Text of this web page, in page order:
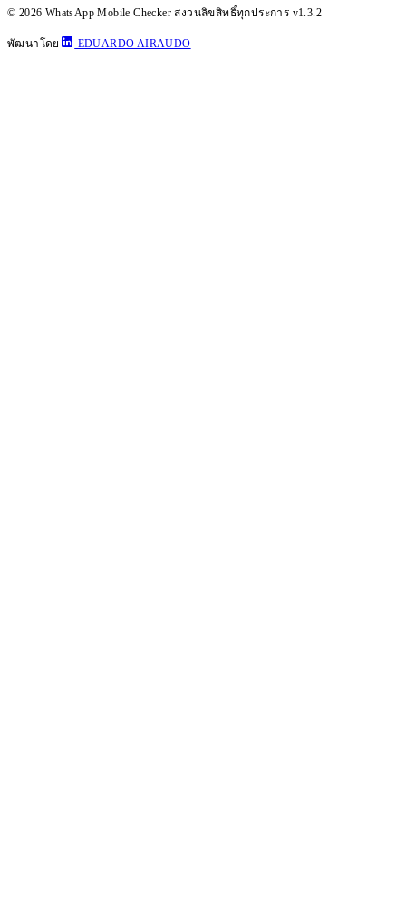
© 2026 WhatsApp Mobile Checker สงวนลิขสิทธิ์ทุกประการ v1.3.2
พัฒนาโดย EDUARDO AIRAUDO